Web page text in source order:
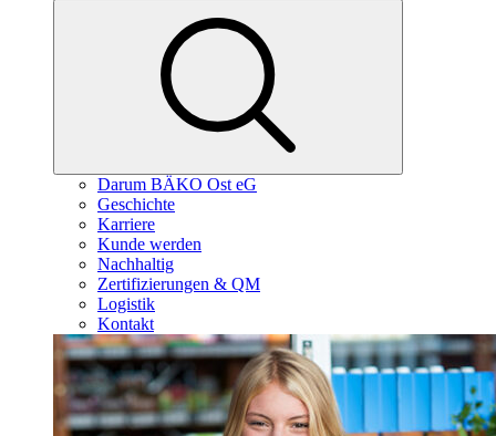
Darum BÄKO Ost eG
Geschichte
Karriere
Kunde werden
Nachhaltig
Zertifizierungen & QM
Logistik
Kontakt